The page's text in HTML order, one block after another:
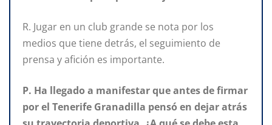
R. Jugar en un club grande se nota por los
medios que tiene detrás, el seguimiento de
prensa y afición es importante.
P. Ha llegado a manifestar que antes de firmar
por el Tenerife Granadilla pensó en dejar atrás